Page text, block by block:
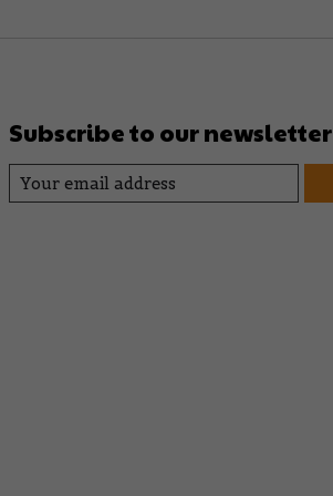
Subscribe to our newsletter